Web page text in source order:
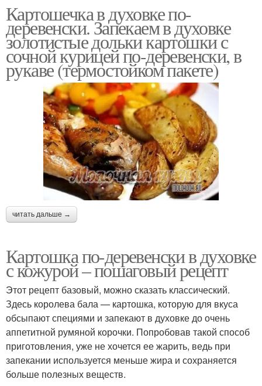
Картошечка в духовке по-
деревенски. Запекаем в духовке
золотистые дольки картошки с
сочной курицей по-деревенски, в
рукаве (термостойком пакете)
читать дальше →
Картошка по-деревенски в духовке
с кожурой – пошаговый рецепт
Этот рецепт базовый, можно сказать классический.
Здесь королева бала — картошка, которую для вкуса
обсыпают специями и запекают в духовке до очень
аппетитной румяной корочки. Попробовав такой способ
приготовления, уже не хочется ее жарить, ведь при
запекании используется меньше жира и сохраняется
больше полезных веществ.